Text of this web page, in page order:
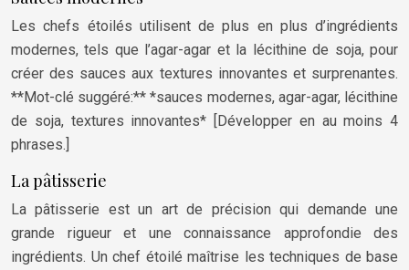
Les chefs étoilés utilisent de plus en plus d’ingrédients
modernes, tels que l’agar-agar et la lécithine de soja, pour
créer des sauces aux textures innovantes et surprenantes.
**Mot-clé suggéré:** *sauces modernes, agar-agar, lécithine
de soja, textures innovantes* [Développer en au moins 4
phrases.]
La pâtisserie
La pâtisserie est un art de précision qui demande une
grande rigueur et une connaissance approfondie des
ingrédients. Un chef étoilé maîtrise les techniques de base